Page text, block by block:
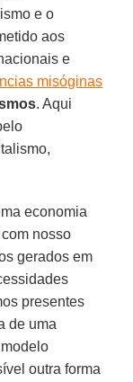
e o
aos
e
misóginas
. Aqui
economia
nosso
gerados em
presentes
de uma
outra forma